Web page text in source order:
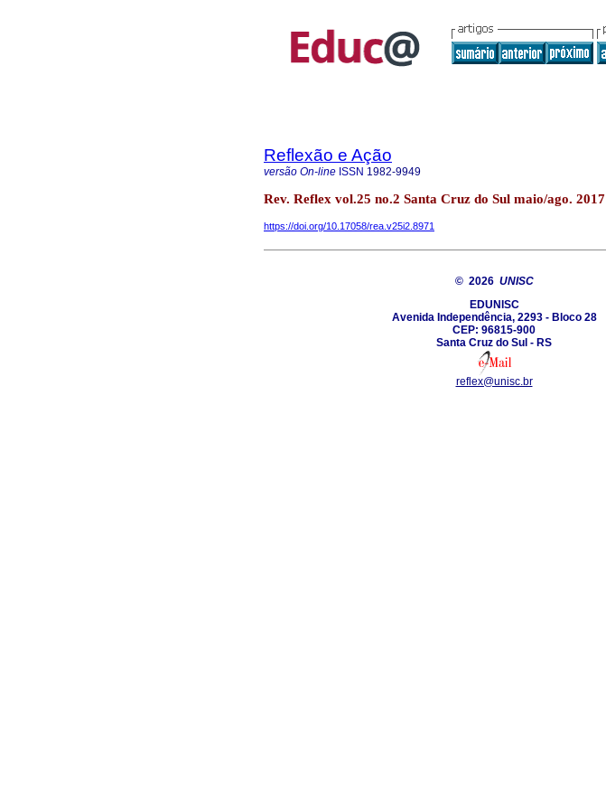
Reflexão e Ação
versão On-line ISSN 1982-9949
Rev. Reflex vol.25 no.2 Santa Cruz do Sul maio/ago. 2017
https://doi.org/10.17058/rea.v25i2.8971
© 2026 UNISC
EDUNISC
Avenida Independência, 2293 - Bloco 28
CEP: 96815-900
Santa Cruz do Sul - RS
reflex@unisc.br